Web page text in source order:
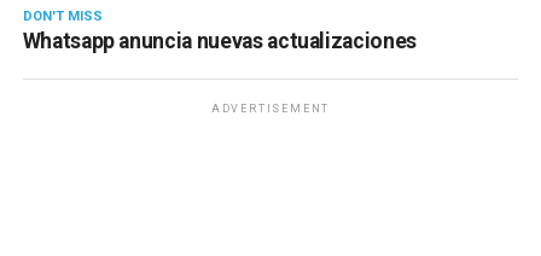
DON'T MISS
Whatsapp anuncia nuevas actualizaciones
ADVERTISEMENT